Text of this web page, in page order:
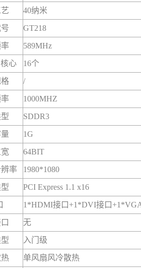
40纳米
GT218
589MHz
心 16个
/
1000MHZ
SDDR3
1G
64BIT
率 1980*1080
PCI Express 1.1 x16
1*HDMI接口+1*DVI接口
无
入门级
单风扇风冷散热